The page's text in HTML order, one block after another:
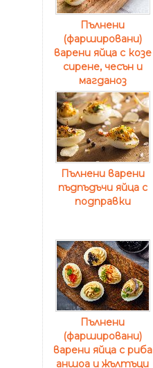
Пълнени
(фаршировани)
варени яйца с козе
сирене, чесън и
магданоз
Пълнени варени
пъдпъдъчи яйца с
подправки
Пълнени
(фаршировани)
варени яйца с риба
аншоа и жълтъци